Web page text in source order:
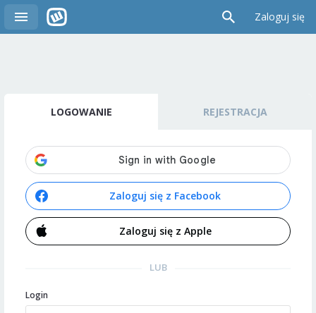
Zaloguj się
LOGOWANIE REJESTRACJA
Zaloguj się z Facebook
Zaloguj się z Apple
LUB
Login